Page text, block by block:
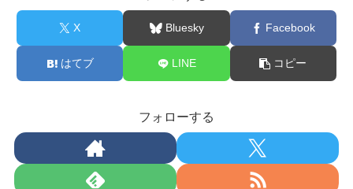
X Bluesky Facebook
はてブ LINE コピー
フォローする